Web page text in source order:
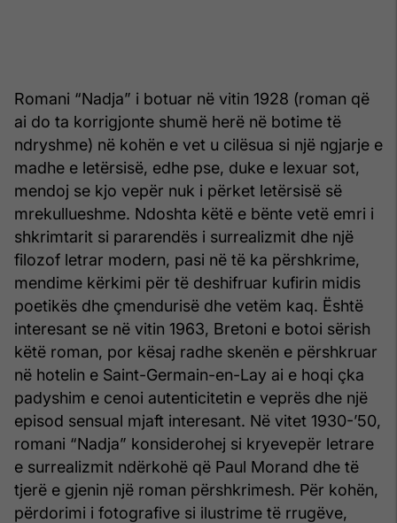
Romani “Nadja” i botuar në vitin 1928 (roman që
ai do ta korrigjonte shumë herë në botime të
ndryshme) në kohën e vet u cilësua si një ngjarje e
madhe e letërsisë, edhe pse, duke e lexuar sot,
mendoj se kjo vepër nuk i përket letërsisë së
mrekullueshme. Ndoshta këtë e bënte vetë emri i
shkrimtarit si pararendës i surrealizmit dhe një
filozof letrar modern, pasi në të ka përshkrime,
mendime kërkimi për të deshifruar kufirin midis
poetikës dhe çmendurisë dhe vetëm kaq. Është
interesant se në vitin 1963, Bretoni e botoi sërish
këtë roman, por kësaj radhe skenën e përshkruar
në hotelin e Saint-Germain-en-Lay ai e hoqi çka
padyshim e cenoi autenticitetin e veprës dhe një
episod sensual mjaft interesant. Në vitet 1930-’50,
romani “Nadja” konsiderohej si kryevepër letrare
e surrealizmit ndërkohë që Paul Morand dhe të
tjerë e gjenin një roman përshkrimesh. Për kohën,
përdorimi i fotografive si ilustrime të rrugëve,